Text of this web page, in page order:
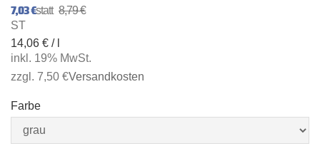
8,79 €
7,03 €
ST
14,06 € / l
inkl. 19% MwSt.
zzgl. 7,50 €Versandkosten
Farbe